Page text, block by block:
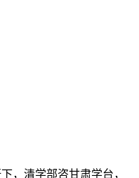
，清学部咨甘肃学台，